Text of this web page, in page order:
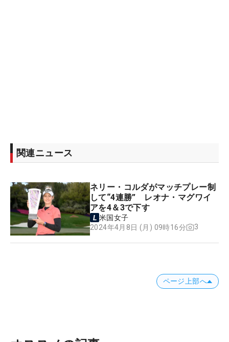
関連ニュース
ネリー・コルダがマッチプレー制
して“4連勝” レオナ・マグワイ
アを4＆3で下す
米国女子
2024年4月8日 (月) 09時16分
3
ページ上部へ